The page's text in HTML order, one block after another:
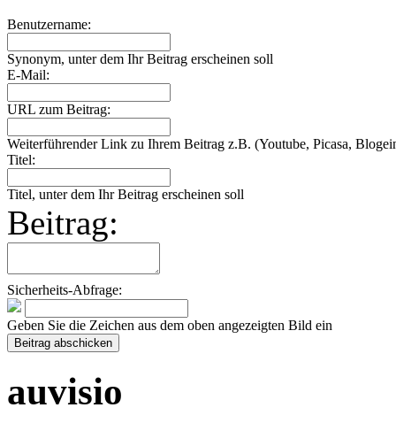
Benutzername:
Synonym, unter dem Ihr Beitrag erscheinen soll
E-Mail:
URL zum Beitrag:
Weiterführender Link zu Ihrem Beitrag z.B. (Youtube, Picasa,
Titel:
Titel, unter dem Ihr Beitrag erscheinen soll
Beitrag:
Sicherheits-Abfrage:
Geben Sie die Zeichen aus dem oben angezeigten Bild ein
auvisio